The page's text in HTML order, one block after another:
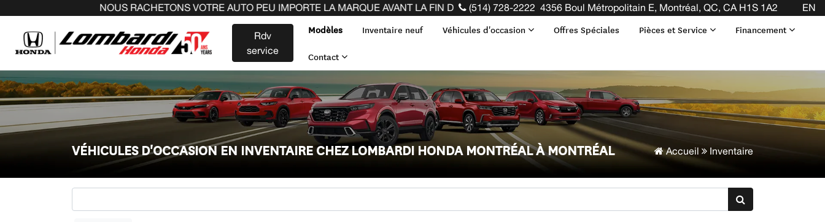
NOUS RACHETONS VOTRE AUTO PEU IMPORTE LA MARQUE AVANT LA FIN DE VOTRE BAIL ! CLIQUEZ ICI
(514) 728-2222 4356 Boul Métropolitain E, Montréal, QC, CA H1S 1A2 EN
Rdv
service
Modèles Inventaire neuf Véhicules d'occasion Offres Spéciales Pièces et Service Financement
Contact
Accueil Inventaire
VÉHICULES D'OCCASION EN INVENTAIRE CHEZ LOMBARDI HONDA MONTRÉAL À MONTRÉAL